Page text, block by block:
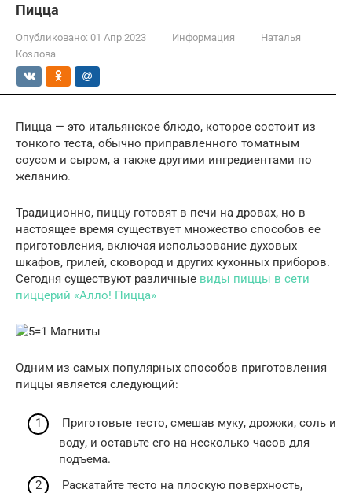
Пицца
Опубликовано: 01 Апр 2023 Информация
Наталья
Козлова
Пицца — это итальянское блюдо, которое состоит из
тонкого теста, обычно приправленного томатным
соусом и сыром, а также другими ингредиентами по
желанию.
Традиционно, пиццу готовят в печи на дровах, но в
настоящее время существует множество способов ее
приготовления, включая использование духовых
шкафов, грилей, сковород и других кухонных приборов.
Сегодня существуют различные виды пиццы в сети
пиццерий «Алло! Пицца»
Одним из самых популярных способов приготовления
пиццы является следующий:
Приготовьте тесто, смешав муку, дрожжи, соль и
воду, и оставьте его на несколько часов для
подъема.
Раскатайте тесто на плоскую поверхность,